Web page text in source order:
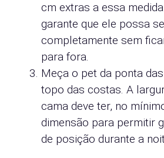
cm extras a essa
garante que ele possa
completamente sem
para fora.
Meça o pet da ponta
topo das costas. A
cama deve ter, no
dimensão para permitir
de posição durante a